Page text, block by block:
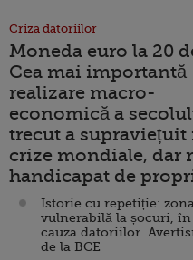
Criza datoriilor
Moneda euro la 20
Cea mai importantă
realizare macro-
economică a
trecut a supraviețuit
crize mondiale, dar
handicapat de
Istorie cu repetiție:
vulnerabilă la șocuri,
cauza datoriilor.
de la BCE